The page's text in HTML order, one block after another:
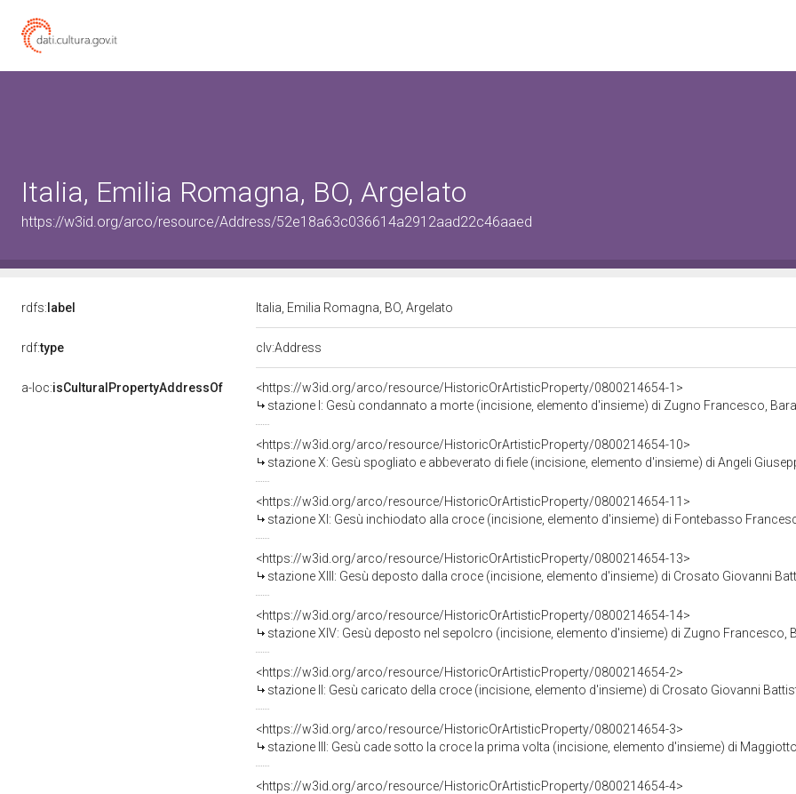
Italia, Emilia Romagna, BO, Argelato
https://w3id.org/arco/resource/Address/52e18a63c036614a2912aad22c46aaed
rdfs: label Italia, Emilia Romagna, BO, Argelato
rdf:type clv:Address
a-loc:isCulturalPropertyAddressOf
<https://w3id.org/arco/resource/HistoricOrArtisticProperty/0800214654-1>
stazione I: Gesù condannato a morte (incisione, elemento d'insieme) di Zugno Francesco,
<https://w3id.org/arco/resource/HistoricOrArtisticProperty/0800214654-10>
stazione X: Gesù spogliato e abbeverato di fiele (incisione, elemento d'insieme) di Angeli
<https://w3id.org/arco/resource/HistoricOrArtisticProperty/0800214654-11>
stazione XI: Gesù inchiodato alla croce (incisione, elemento d'insieme) di Fontebasso
<https://w3id.org/arco/resource/HistoricOrArtisticProperty/0800214654-13>
stazione XIII: Gesù deposto dalla croce (incisione, elemento d'insieme) di Crosato Giovanni
<https://w3id.org/arco/resource/HistoricOrArtisticProperty/0800214654-14>
stazione XIV: Gesù deposto nel sepolcro (incisione, elemento d'insieme) di Zugno Francesco,
<https://w3id.org/arco/resource/HistoricOrArtisticProperty/0800214654-2>
stazione II: Gesù caricato della croce (incisione, elemento d'insieme) di Crosato Giovanni
<https://w3id.org/arco/resource/HistoricOrArtisticProperty/0800214654-3>
stazione III: Gesù cade sotto la croce la prima volta (incisione, elemento d'insieme) di
<https://w3id.org/arco/resource/HistoricOrArtisticProperty/0800214654-4>